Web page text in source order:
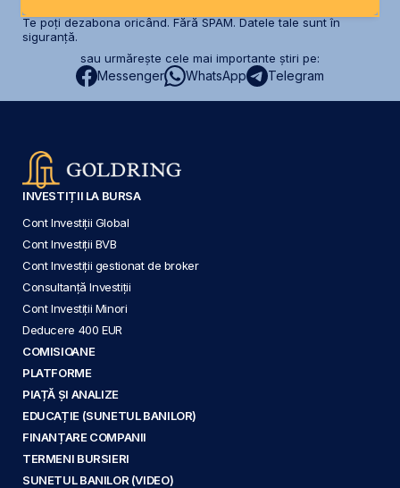
Te poți dezabona oricând. Fără SPAM. Datele tale sunt în
siguranță.
sau urmărește cele mai importante știri pe:
Messenger WhatsApp Telegram
INVESTIȚII LA BURSA
Cont Investiții Global
Cont Investiții BVB
Cont Investiții gestionat de broker
Consultanță Investiții
Cont Investiții Minori
Deducere 400 EUR
COMISIOANE
PLATFORME
PIAȚĂ ȘI ANALIZE
EDUCAȚIE (SUNETUL BANILOR)
FINANȚARE COMPANII
TERMENI BURSIERI
SUNETUL BANILOR (VIDEO)